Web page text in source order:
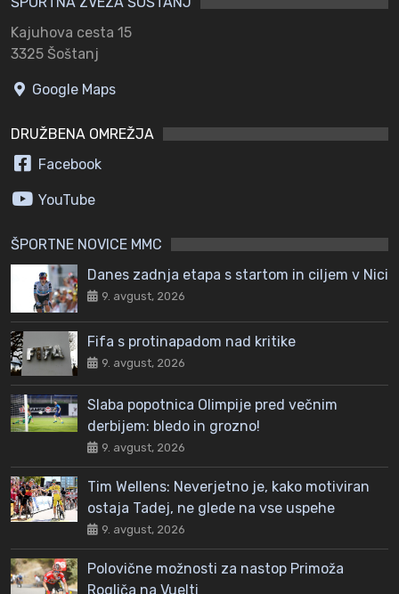
Kajuhova cesta 15
3325 Šoštanj
Google Maps
DRUŽBENA OMREŽJA
Facebook
YouTube
ŠPORTNE NOVICE MMC
Danes zadnja etapa s startom in ciljem v Nici
9. avgust, 2026
Fifa s protinapadom nad kritike
9. avgust, 2026
Slaba popotnica Olimpije pred večnim
derbijem: bledo in grozno!
9. avgust, 2026
Tim Wellens: Neverjetno je, kako motiviran
ostaja Tadej, ne glede na vse uspehe
9. avgust, 2026
Polovične možnosti za nastop Primoža
Rogliča na Vuelti